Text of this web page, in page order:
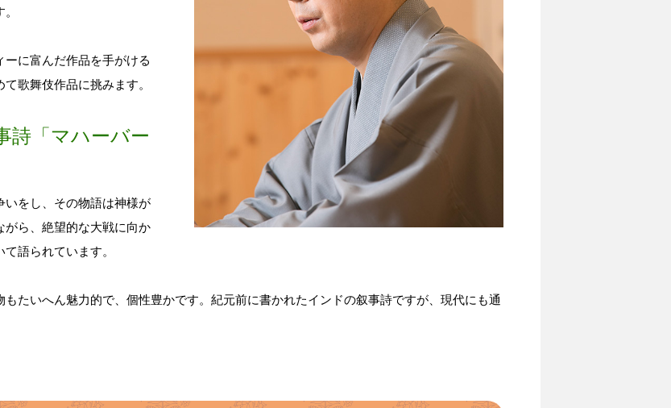
に富んだ作品を手がける
歌舞伎作品に挑みます。
詩「マハーバー
をし、その物語は神様が
がら、絶望的な大戦に向か
語られています。
たいへん魅力的で、個性豊かです。紀元前に書かれたインドの叙事詩ですが、現代にも通